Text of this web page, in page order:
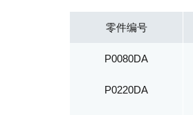
零件编号
P0080DA
P0220DA